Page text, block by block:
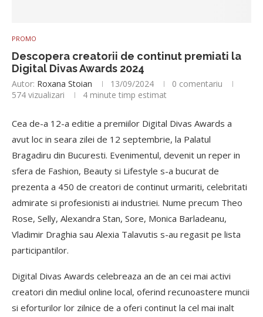
PROMO
Descopera creatorii de continut premiati la
Digital Divas Awards 2024
Autor: Roxana Stoian 13/09/2024
0 comentariu
574 vizualizari 4 minute timp estimat
Cea de-a 12-a editie a premiilor Digital Divas Awards a
avut loc in seara zilei de 12 septembrie, la Palatul
Bragadiru din Bucuresti. Evenimentul, devenit un reper in
sfera de Fashion, Beauty si Lifestyle s-a bucurat de
prezenta a 450 de creatori de continut urmariti, celebritati
admirate si profesionisti ai industriei. Nume precum Theo
Rose, Selly, Alexandra Stan, Sore, Monica Barladeanu,
Vladimir Draghia sau Alexia Talavutis s-au regasit pe lista
participantilor.
Digital Divas Awards celebreaza an de an cei mai activi
creatori din mediul online local, oferind recunoastere muncii
si eforturilor lor zilnice de a oferi continut la cel mai inalt